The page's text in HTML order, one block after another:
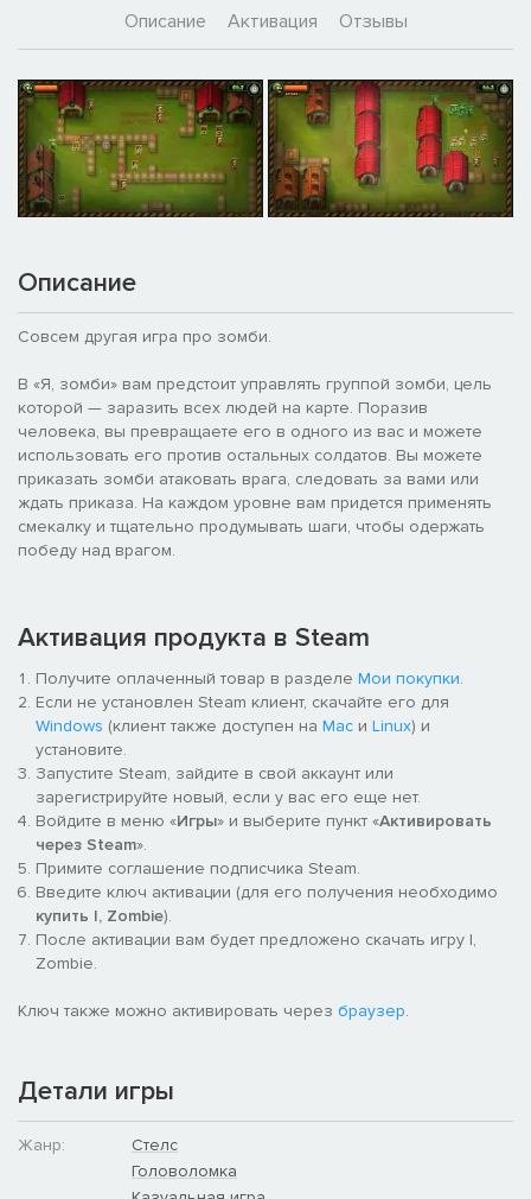
Описание Активация Отзывы
Описание
Совсем другая игра про зомби.
В «Я, зомби» вам предстоит управлять группой зомби, цель
которой — заразить всех людей на карте. Поразив
человека, вы превращаете его в одного из вас и можете
использовать его против остальных солдатов. Вы можете
приказать зомби атаковать врага, следовать за вами или
ждать приказа. На каждом уровне вам придется применять
смекалку и тщательно продумывать шаги, чтобы одержать
победу над врагом.
Активация продукта в Steam
Получите оплаченный товар в разделе Мои покупки.
Если не установлен Steam клиент, скачайте его для
Windows (клиент также доступен на Mac и Linux) и
установите.
Запустите Steam, зайдите в свой аккаунт или
зарегистрируйте новый, если у вас его еще нет.
Войдите в меню «Игры» и выберите пункт «Активировать
через Steam».
Примите соглашение подписчика Steam.
Введите ключ активации (для его получения необходимо
купить I, Zombie).
После активации вам будет предложено скачать игру I,
Zombie.
Ключ также можно активировать через браузер.
Детали игры
Жанр:
Стелс
Головоломка